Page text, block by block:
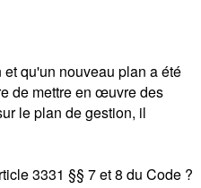
qu'un nouveau plan a été
de mettre en œuvre des
le plan de gestion, il
3331 §§ 7 et 8 du Code ?